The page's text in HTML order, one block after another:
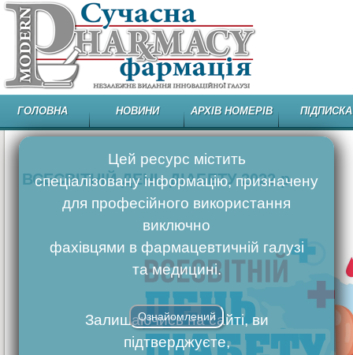
ГОЛОВНА НОВИНИ АРХІВ НОМЕРІВ ПІДПИСКА
ВСЕСВІТНІЙ ДЕНЬ ДIАБЕТУ 2022 р.
Цей ресурс містить
спеціалізовану інформацію, призначену
для професійного використання
виключно
фахівцями в фармацевтичній галузі
та медицині.
Залишаючись на сайті, ви
підтверджуєте,
Ознайомлений